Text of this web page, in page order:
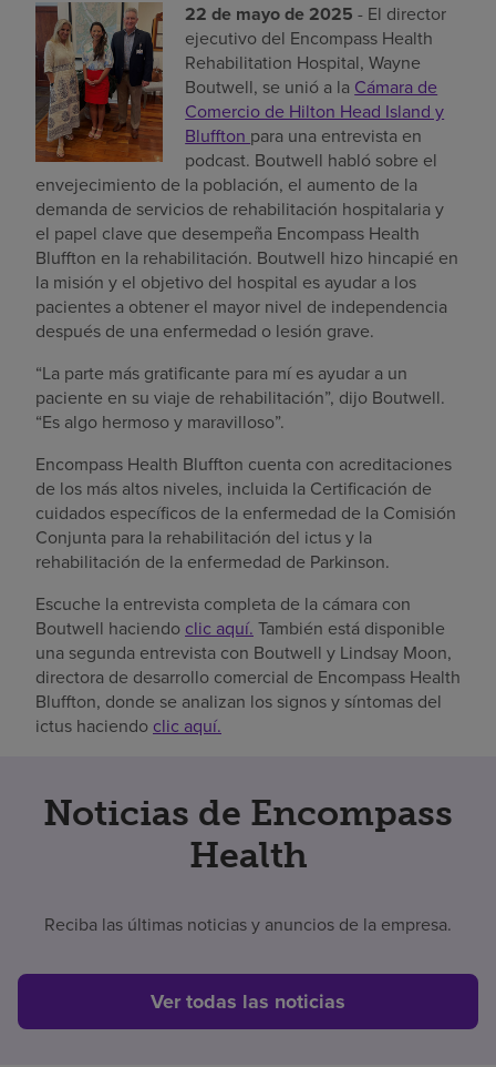
Buscar un centro
Inversores
Empleos
Pagar mi factura
22 de mayo de 2025 - El director
ejecutivo del Encompass Health
Rehabilitation Hospital, Wayne
Boutwell, se unió a la Cámara de
Comercio de Hilton Head Island y
Bluffton para una entrevista en
podcast. Boutwell habló sobre el
envejecimiento de la población, el aumento de la
demanda de servicios de rehabilitación hospitalaria y
el papel clave que desempeña Encompass Health
Bluffton en la rehabilitación. Boutwell hizo hincapié en
la misión y el objetivo del hospital es ayudar a los
pacientes a obtener el mayor nivel de independencia
después de una enfermedad o lesión grave.
“La parte más gratificante para mí es ayudar a un
paciente en su viaje de rehabilitación”, dijo Boutwell.
“Es algo hermoso y maravilloso”.
Encompass Health Bluffton cuenta con acreditaciones
de los más altos niveles, incluida la Certificación de
cuidados específicos de la enfermedad de la Comisión
Conjunta para la rehabilitación del ictus y la
rehabilitación de la enfermedad de Parkinson.
Escuche la entrevista completa de la cámara con
Boutwell haciendo clic aquí. También está disponible
una segunda entrevista con Boutwell y Lindsay Moon,
directora de desarrollo comercial de Encompass Health
Bluffton, donde se analizan los signos y síntomas del
ictus haciendo clic aquí.
Noticias de Encompass
Health
Reciba las últimas noticias y anuncios de la empresa.
Ver todas las noticias